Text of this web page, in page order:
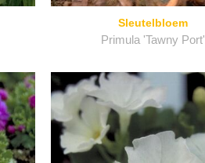
Sleutelbloem
Primula 'Tawny Port'